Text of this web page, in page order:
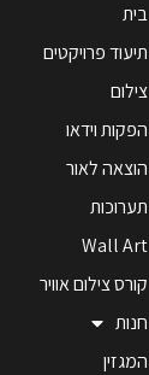
בית
תיעוד פרויקטים
צילום
הפקות וידאו
הוצאה לאור
תערוכות
Wall Art
קורס צילום אוויר
חנות
המגזין